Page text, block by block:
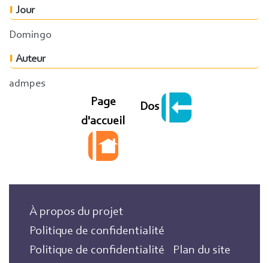
Jour
Domingo
Auteur
admpes
Page
d'accueil
Dos
À propos du projet
Politique de confidentialité
Politique de confidentialité
Plan du site